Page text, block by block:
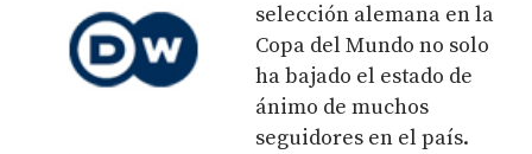
selección alemana en la
Copa del Mundo no solo
ha bajado el estado de
ánimo de muchos
seguidores en el país.